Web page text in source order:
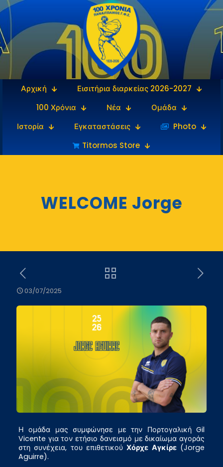
Αρχική
Εισιτήρια διαρκείας 2026-2027
100 Χρόνια
Νέα
Ομάδα
Ιστορία
Εγκαταστάσεις
‎‏‏‎ ‎Photo
Titormos Store
WELCOME Jorge
03/07/2025
Η ομάδα μας συμφώνησε με την Πορτογαλική Gil
Vicente για τον ετήσιο δανεισμό με δικαίωμα αγοράς
στη συνέχεια, του επιθετικούΧόρχε Αγκίρε(Jorge
Aguirre).